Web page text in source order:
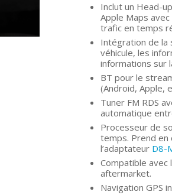
Inclut un Head-
Apple Maps
trafic en temps
Intégration de la
véhicule, les
informations sur
BT pour le
(Android, Apple,
Tuner FM RDS
automatique
Processeur de
temps. Prend en
l’adaptateur D8-
Compatible avec
aftermarket.
Navigation GPS